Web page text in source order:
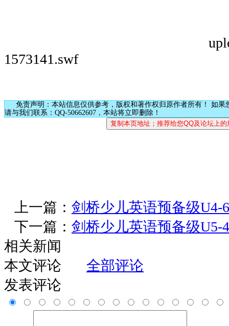
1573141.swf
免责声明：本站信息仅供参考，版权和著作权归原作者所有！ 如果
请与我们联系：QQ-50662607，本站将立即删除！
上一篇： 剑桥少儿英语预备级U4-
下一篇： 剑桥少儿英语预备级U5-
相关新闻
本文评论
全部评论
发表评论